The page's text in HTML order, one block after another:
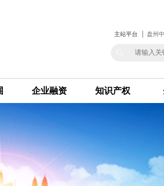
主站平台 盘州
企业融资 知识产权